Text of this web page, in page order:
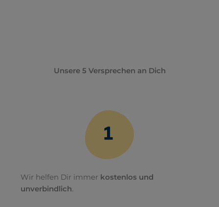
Unsere 5 Versprechen an Dich
Wir helfen Dir immer kostenlos und
unverbindlich.